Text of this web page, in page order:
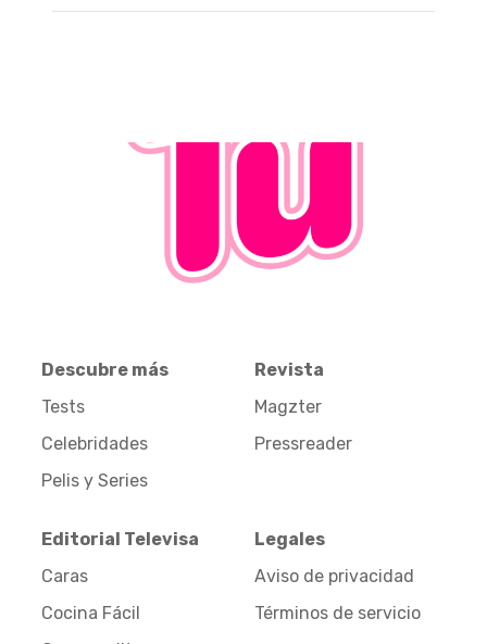
Descubre más
Tests
Celebridades
Pelis y Series
Revista
Magzter
Pressreader
Editorial Televisa
Caras
Cocina Fácil
Legales
Aviso de privacidad
Términos de servicio